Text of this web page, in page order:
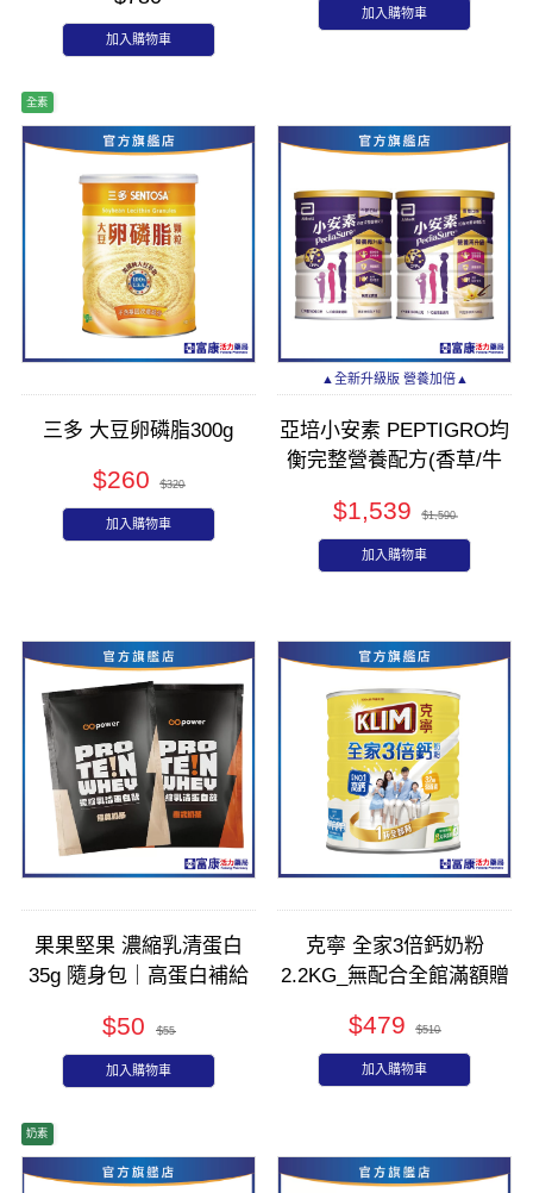
加入購物車
加入購物車
全素
三多 大豆卵磷脂300g
$260 $320
加入購物車
▲全新升級版 營養加倍▲
亞培小安素 PEPTIGRO均
衡完整營養配方(香草/牛
$1,539 $1,590
加入購物車
果果堅果 濃縮乳清蛋白
35g 隨身包｜高蛋白補給
$50 $55
加入購物車
克寧 全家3倍鈣奶粉
2.2KG_無配合全館滿額贈
$479 $510
加入購物車
奶素